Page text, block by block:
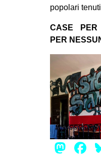
popolari
CASE PER
PER